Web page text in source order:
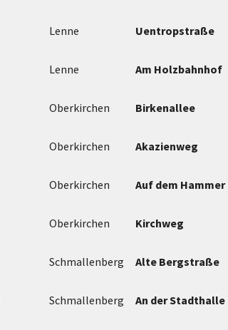
Lenne Uentropstraße
Lenne Am Holzbahnhof
Oberkirchen Birkenallee
Oberkirchen Akazienweg
Oberkirchen Auf dem Hammer
Oberkirchen Kirchweg
Schmallenberg Alte Bergstraße
Schmallenberg An der Stadthalle